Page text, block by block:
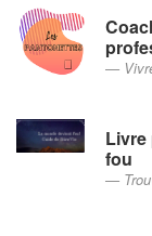
Livre
fou